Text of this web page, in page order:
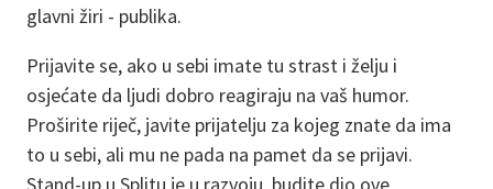
glavni žiri - publika.
Prijavite se, ako u sebi imate tu strast i želju i
osjećate da ljudi dobro reagiraju na vaš humor.
Proširite riječ, javite prijatelju za kojeg znate da ima
to u sebi, ali mu ne pada na pamet da se prijavi.
Stand-up u Splitu je u razvoju, budite dio ove